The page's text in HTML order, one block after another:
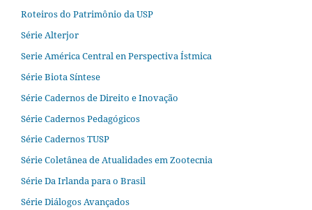
Roteiros do Patrimônio da USP
Série Alterjor
Serie América Central en Perspectiva Ístmica
Série Biota Síntese
Série Cadernos de Direito e Inovação
Série Cadernos Pedagógicos
Série Cadernos TUSP
Série Coletânea de Atualidades em Zootecnia
Série Da Irlanda para o Brasil
Série Diálogos Avançados